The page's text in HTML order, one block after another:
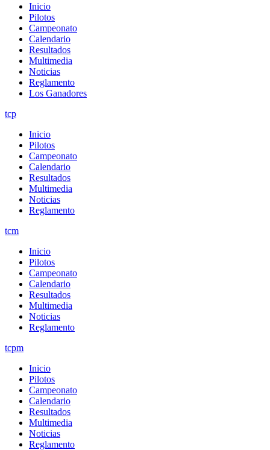
Inicio
Pilotos
Campeonato
Calendario
Resultados
Multimedia
Noticias
Reglamento
Los Ganadores
tcp
Inicio
Pilotos
Campeonato
Calendario
Resultados
Multimedia
Noticias
Reglamento
tcm
Inicio
Pilotos
Campeonato
Calendario
Resultados
Multimedia
Noticias
Reglamento
tcpm
Inicio
Pilotos
Campeonato
Calendario
Resultados
Multimedia
Noticias
Reglamento